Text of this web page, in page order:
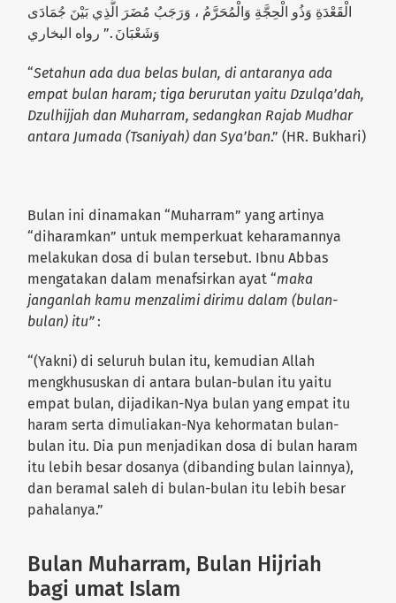
الْقَعْدَةِ وَذُو الْحِجَّةِ وَالْمُحَرَّمُ ، وَرَجَبُ مُضَرَ الَّذِي بَيْنَ جُمَادَى
وَشَعْبَانَ .” رواه البخاري
“Setahun ada dua belas bulan, di antaranya ada
empat bulan haram; tiga berurutan yaitu Dzulqa’dah,
Dzulhijjah dan Muharram, sedangkan Rajab Mudhar
antara Jumada (Tsaniyah) dan Sya’ban.” (HR. Bukhari)
Bulan ini dinamakan “Muharram” yang artinya
“diharamkan” untuk memperkuat keharamannya
melakukan dosa di bulan tersebut. Ibnu Abbas
mengatakan dalam menafsirkan ayat “maka
janganlah kamu menzalimi dirimu dalam (bulan-
bulan) itu”:
“(Yakni) di seluruh bulan itu, kemudian Allah
mengkhususkan di antara bulan-bulan itu yaitu
empat bulan, dijadikan-Nya bulan yang empat itu
haram serta dimuliakan-Nya kehormatan bulan-
bulan itu. Dia pun menjadikan dosa di bulan haram
itu lebih besar dosanya (dibanding bulan lainnya),
dan beramal saleh di bulan-bulan itu lebih besar
pahalanya.”
Bulan Muharram, Bulan Hijriah
bagi umat Islam